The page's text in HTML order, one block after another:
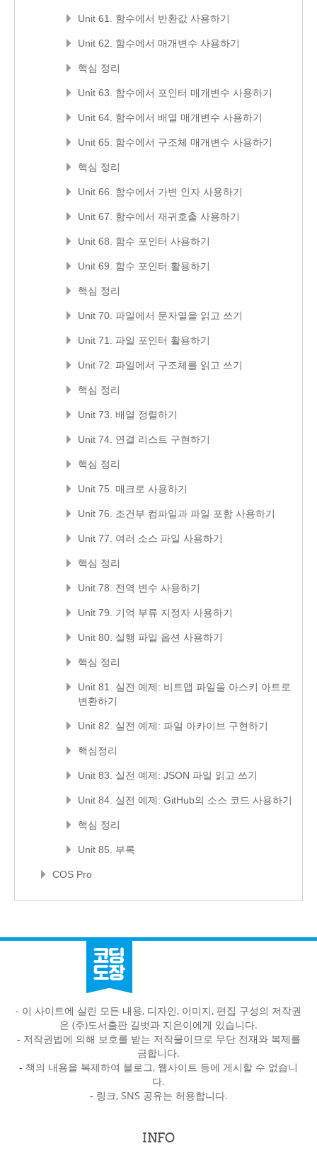
Unit 61. 함수에서 반환값 사용하기
Unit 62. 함수에서 매개변수 사용하기
핵심 정리
Unit 63. 함수에서 포인터 매개변수 사용하기
Unit 64. 함수에서 배열 매개변수 사용하기
Unit 65. 함수에서 구조체 매개변수 사용하기
핵심 정리
Unit 66. 함수에서 가변 인자 사용하기
Unit 67. 함수에서 재귀호출 사용하기
Unit 68. 함수 포인터 사용하기
Unit 69. 함수 포인터 활용하기
핵심 정리
Unit 70. 파일에서 문자열을 읽고 쓰기
Unit 71. 파일 포인터 활용하기
Unit 72. 파일에서 구조체를 읽고 쓰기
핵심 정리
Unit 73. 배열 정렬하기
Unit 74. 연결 리스트 구현하기
핵심 정리
Unit 75. 매크로 사용하기
Unit 76. 조건부 컴파일과 파일 포함 사용하기
Unit 77. 여러 소스 파일 사용하기
핵심 정리
Unit 78. 전역 변수 사용하기
Unit 79. 기억 부류 지정자 사용하기
Unit 80. 실행 파일 옵션 사용하기
핵심 정리
Unit 81. 실전 예제: 비트맵 파일을 아스키 아트로
변환하기
Unit 82. 실전 예제: 파일 아카이브 구현하기
핵심정리
Unit 83. 실전 예제: JSON 파일 읽고 쓰기
Unit 84. 실전 예제: GitHub의 소스 코드 사용하기
핵심 정리
Unit 85. 부록
COS Pro
- 이 사이트에 실린 모든 내용, 디자인, 이미지, 편집 구성의 저작권
은 (주)도서출판 길벗과 지은이에게 있습니다.
- 저작권법에 의해 보호를 받는 저작물이므로 무단 전재와 복제를
금합니다.
- 책의 내용을 복제하여 블로그, 웹사이트 등에 게시할 수 없습니
다.
- 링크, SNS 공유는 허용합니다.
INFO